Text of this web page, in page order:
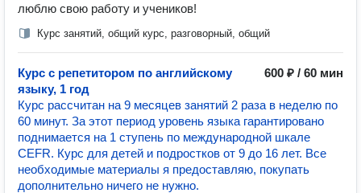
люблю свою работу и учеников!
Курс занятий, общий курс, разговорный, общий
Курс с репетитором по английскому
языку, 1 год
600 ₽ / 60 мин
Курс рассчитан на 9 месяцев занятий 2 раза в неделю по
60 минут. За этот период уровень языка гарантировано
поднимается на 1 ступень по международной шкале
CEFR. Курс для детей и подростков от 9 до 16 лет. Все
необходимые материалы я предоставляю, покупать
дополнительно ничего не нужно.